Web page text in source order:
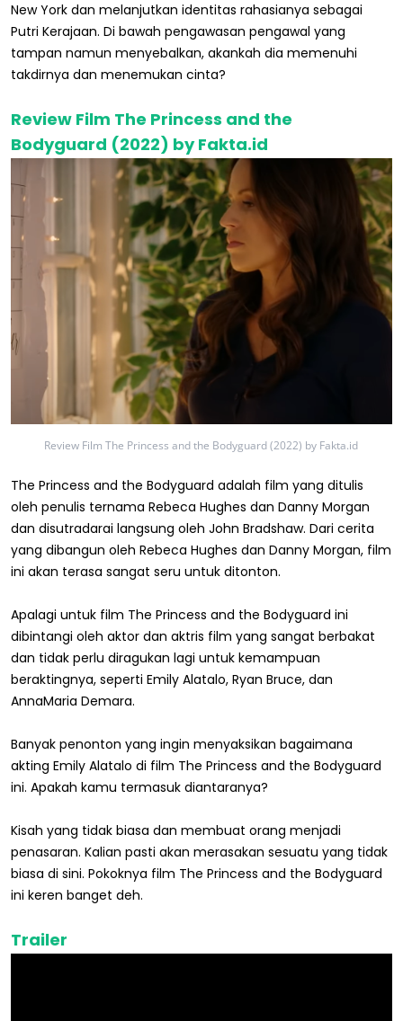
New York dan melanjutkan identitas rahasianya sebagai
Putri Kerajaan. Di bawah pengawasan pengawal yang
tampan namun menyebalkan, akankah dia memenuhi
takdirnya dan menemukan cinta?
Review Film The Princess and the
Bodyguard (2022) by Fakta.id
Review Film The Princess and the Bodyguard (2022) by Fakta.id
The Princess and the Bodyguard adalah film yang ditulis
oleh penulis ternama Rebeca Hughes dan Danny Morgan
dan disutradarai langsung oleh John Bradshaw. Dari cerita
yang dibangun oleh Rebeca Hughes dan Danny Morgan, film
ini akan terasa sangat seru untuk ditonton.
Apalagi untuk film The Princess and the Bodyguard ini
dibintangi oleh aktor dan aktris film yang sangat berbakat
dan tidak perlu diragukan lagi untuk kemampuan
beraktingnya, seperti Emily Alatalo, Ryan Bruce, dan
AnnaMaria Demara.
Banyak penonton yang ingin menyaksikan bagaimana
akting Emily Alatalo di film The Princess and the Bodyguard
ini. Apakah kamu termasuk diantaranya?
Kisah yang tidak biasa dan membuat orang menjadi
penasaran. Kalian pasti akan merasakan sesuatu yang tidak
biasa di sini. Pokoknya film The Princess and the Bodyguard
ini keren banget deh.
Trailer